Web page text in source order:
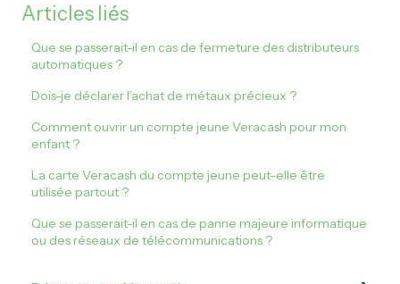
Articles liés
Que se passerait-il en cas de fermeture des distributeurs
automatiques ?
Dois-je déclarer l’achat de métaux précieux ?
Comment ouvrir un compte jeune Veracash pour mon
enfant ?
La carte Veracash du compte jeune peut-elle être
utilisée partout ?
Que se passerait-il en cas de panne majeure informatique
ou des réseaux de télécommunications ?